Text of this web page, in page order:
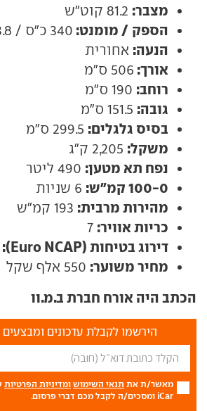
מצבר:
הספק / מומנט: 340 כ"ס / 43.8 קג"מ
הנעה: אחורית
אורך: 506 ס"מ
רוחב:
גובה:
בסיס גלגלים:
משקל:
נפח תא מטען:
100-0 קמ"ש:
מהירות מרבית:
כריות אוויר:
דירוג בטיחות (Euro NCAP):
מחיר משוער:
הכתב היה אורח חברת ב.מ.וו
הירשמו לקבלת עדכונים
מאשר/ת את תנאי השימוש ומדיניות הפרטיות
iCar ומסכים/ה לקבל מכם דברי פרסום.